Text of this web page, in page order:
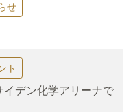
せ
ト
デン化学アリーナで